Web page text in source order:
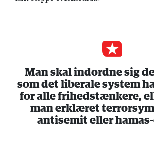
Man skal indordne sig
som det liberale system
for alle frihedstænkere,
man erklæret
antisemit eller